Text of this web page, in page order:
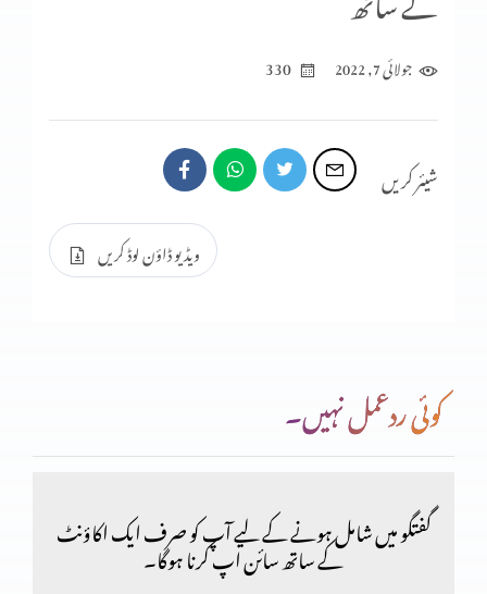
جولائی 7, 2022 330
شیئر کریں
ویڈیو ڈاؤن لوڈ کریں
کوئی ردعمل نہیں۔
گفتگو میں شامل ہونے کے لیے آپ کو صرف ایک اکاؤنٹ
کے ساتھ سائن اپ کرنا ہوگا۔